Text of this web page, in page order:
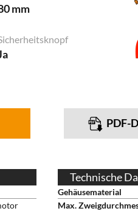
mm
PDF-
Technische
Gehäusematerial
Max.